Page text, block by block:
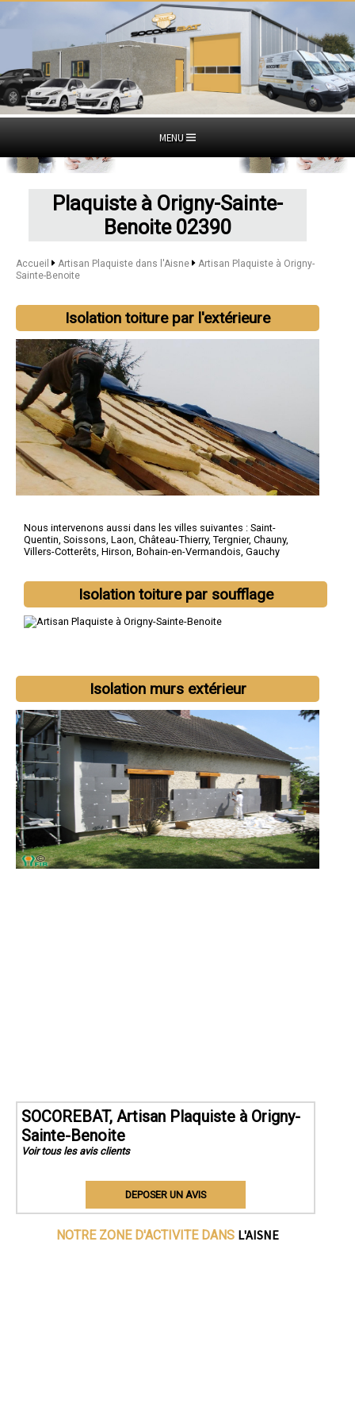
MENU
Plaquiste à Origny-Sainte-
Benoite 02390
Accueil Artisan Plaquiste dans l'Aisne
Artisan Plaquiste à Origny-
Sainte-Benoite
Isolation toiture par l'extérieure
Nous intervenons aussi dans les villes suivantes : Saint-
Quentin Soissons Laon Château-Thierry, Tergnier, Chauny,
Villers-Cotterêts Hirson Bohain-en-Vermandois Gauchy
Isolation toiture par soufflage
Isolation murs extérieur
SOCOREBAT, Artisan Plaquiste à Origny-
Sainte-Benoite
Voir tous les avis clients
DEPOSER UN AVIS
NOTRE ZONE D'ACTIVITE DANS L'AISNE